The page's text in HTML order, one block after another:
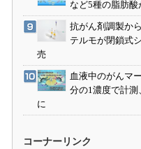
など5種の脂肪酸
抗がん剤調製か
テルモが閉鎖式
売
血液中のがんマ
分の1濃度で計
に
コーナーリンク